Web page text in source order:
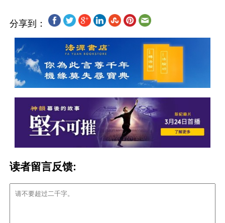
分享到：
读者留言反馈: